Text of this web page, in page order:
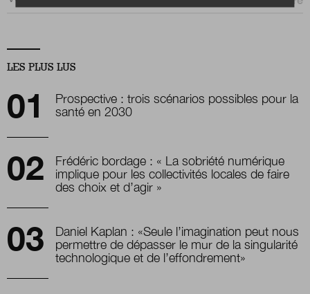
LES PLUS LUS
Prospective : trois scénarios possibles pour la
santé en 2030
Frédéric bordage : « La sobriété numérique
implique pour les collectivités locales de faire
des choix et d’agir »
Daniel Kaplan : «Seule l’imagination peut nous
permettre de dépasser le mur de la singularité
technologique et de l’effondrement»